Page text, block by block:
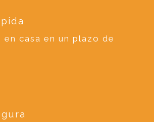
en casa en un plazo de